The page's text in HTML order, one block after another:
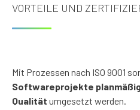
VORTEILE UND
Mit Prozessen nach ISO 9001
Softwareprojekte
Qualität umgesetzt werden.